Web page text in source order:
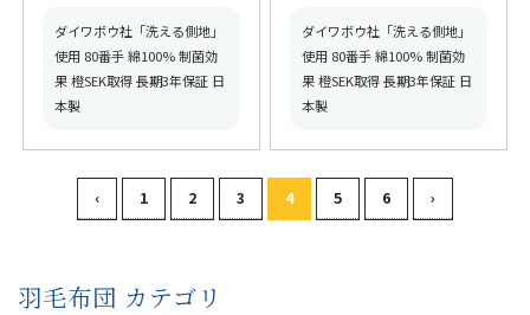
得】【グッドふとんマー
ク取得】
ダイワボウ社「洗える側地」
使用 80番手 綿100% 制菌効
果 橙SEK取得 長期3年保証 日
本製
ド取得】【グッドふとん
マーク取得】
ダイワボウ社「洗える側地」
使用 80番手 綿100% 制菌効
果 橙SEK取得 長期3年保証 日
本製
羽毛布団 カテゴリ